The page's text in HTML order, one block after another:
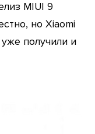
MIUI 9
но Xiaomi
получили и